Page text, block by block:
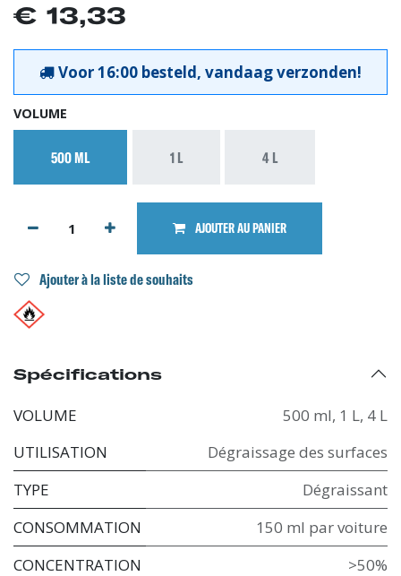
€ 13,33
Voor 16:00 besteld, vandaag verzonden!
VOLUME
500 ML 1 L 4 L
AJOUTER AU PANIER
Ajouter à la liste de souhaits
Spécifications
VOLUME 500 ml, 1 L, 4 L
UTILISATION
Dégraissage des surfaces
TYPE
Dégraissant
CONSOMMATION
150 ml par voiture
CONCENTRATION
>50%